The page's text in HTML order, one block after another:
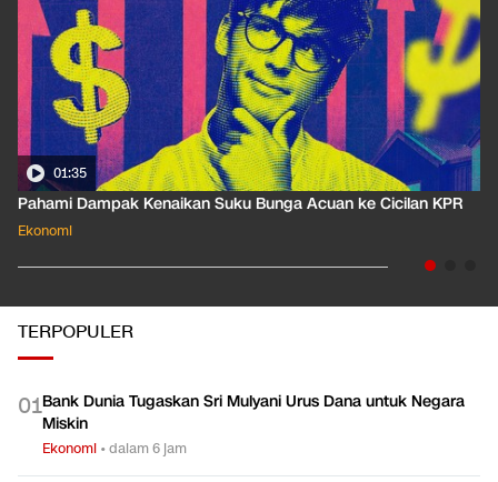
01:35
Pahami Dampak Kenaikan Suku Bunga Acuan ke Cicilan KPR
Ekonomi
TERPOPULER
01Bank Dunia Tugaskan Sri Mulyani Urus Dana untuk Negara
Miskin
Ekonomi •dalam 6 jam